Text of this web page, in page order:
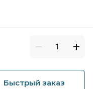
Быстрый заказ